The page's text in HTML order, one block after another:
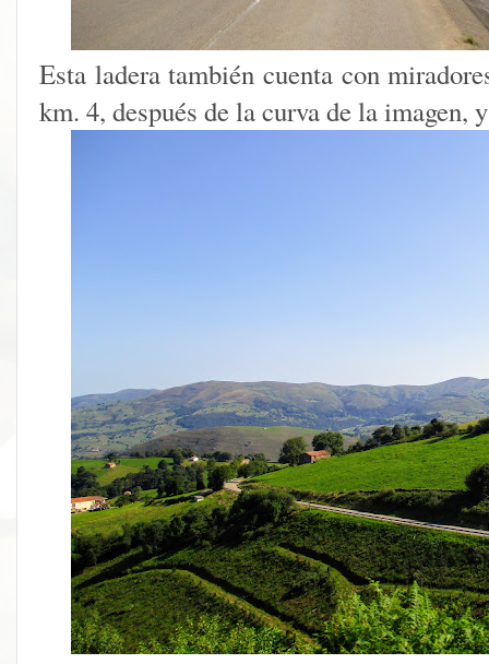
Esta ladera también cuenta con
km. 4, después de la curva de la imagen,